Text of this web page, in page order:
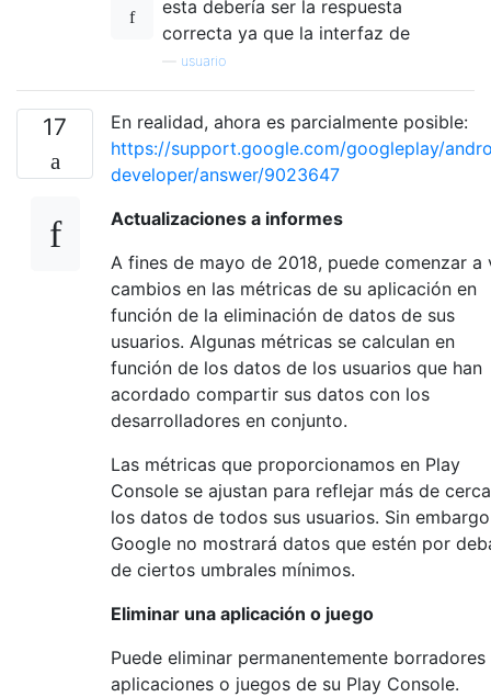
esta debería ser la respuesta
correcta ya que la interfaz de
usuario
17
En realidad, ahora es parcialmente posible:
https://support.google.com/googleplay/
developer/answer/9023647
Actualizaciones a informes
A fines de mayo de 2018, puede comenzar a
cambios en las métricas de su aplicación en
función de la eliminación de datos de sus
usuarios. Algunas métricas se calculan en
función de los datos de los usuarios que han
acordado compartir sus datos con los
desarrolladores en conjunto.
Las métricas que proporcionamos en Play
Console se ajustan para reflejar más de cerca
los datos de todos sus usuarios. Sin
Google no mostrará datos que estén por
de ciertos umbrales mínimos.
Eliminar una aplicación o juego
Puede eliminar permanentemente borradores
aplicaciones o juegos de su Play Console.